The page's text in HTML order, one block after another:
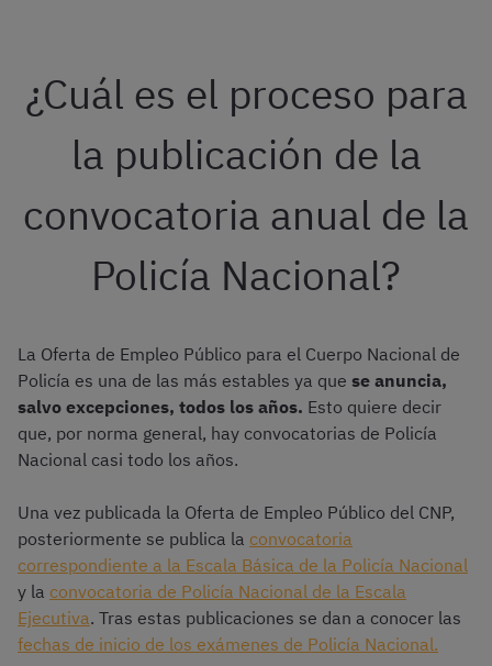
¿Cuál es el proceso para
la publicación de la
convocatoria anual de la
Policía Nacional?
La Oferta de Empleo Público para el Cuerpo Nacional de
Policía es una de las más estables ya que se anuncia,
salvo excepciones, todos los años. Esto quiere decir
que, por norma general, hay convocatorias de Policía
Nacional casi todo los años.
Una vez publicada la Oferta de Empleo Público del CNP,
posteriormente se publica la convocatoria
correspondiente a la Escala Básica de la Policía Nacional
y la convocatoria de Policía Nacional de la Escala
Ejecutiva. Tras estas publicaciones se dan a conocer las
fechas de inicio de los exámenes de Policía Nacional.